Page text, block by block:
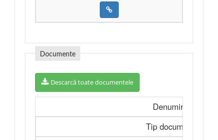
Documente
Descarcă toate documentele
Denumire
Tip document